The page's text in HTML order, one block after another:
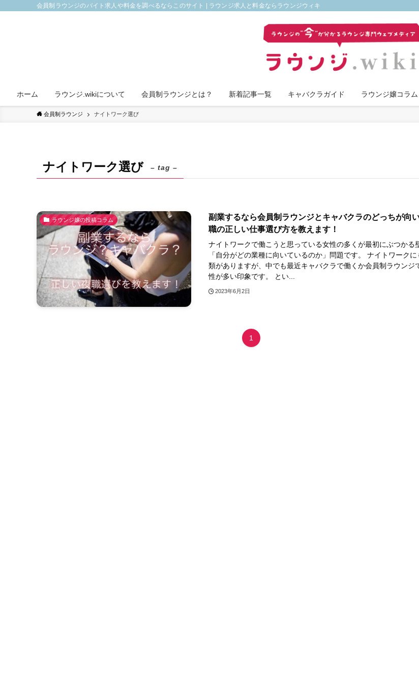
会員制ラウンジのバイト求人や料金を調べるならこのサイト | ラウンジ求人と料金ならラウンジウィキ
ホーム ラウンジ.wikiについて 会員制ラウンジとは？ 新着記事一覧 キャバクラガイド ラウンジ嬢コラム
会員制ラウンジ ナイトワーク選び
ナイトワーク選び – tag –
ラウンジ嬢の投稿コラム
副業するなら会員制ラウンジとキャバクラのどっちが向
職の正しい仕事選び方を教えます！
ナイトワークで働こうと思っている女性の多くが最初にぶつかる
「自分がどの業種に向いているのか」問題です。 ナイトワーク
類がありますが、中でも最近キャバクラで働くか会員制ラウンジ
性が多い印象です。 とい...
2023年6月2日
1